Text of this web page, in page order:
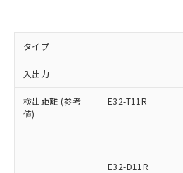
タイプ
入出力
検出距離 (参考
値)
E32-T11R
E32-D11R